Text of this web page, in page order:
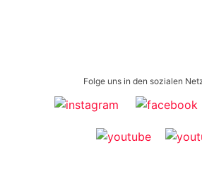
Folge uns in den sozialen